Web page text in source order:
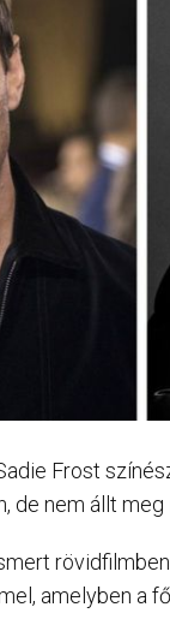
Frost
de nem állt
amelyben a